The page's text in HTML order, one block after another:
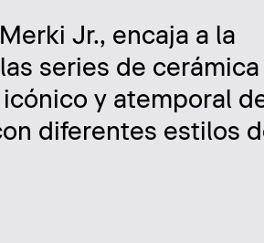
Jr., encaja a la
series de cerámica
y atemporal
diferentes estilos